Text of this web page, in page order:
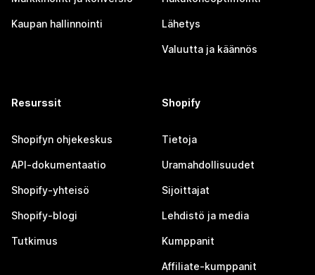
Kaupan hallinnointi Lähetys
Valuutta ja käännös
Resurssit
Shopifyn ohjekeskus
API-dokumentaatio
Shopify-yhteisö
Shopify-blogi
Tutkimus
Shopify
Tietoja
Uramahdollisuudet
Sijoittajat
Lehdistö ja media
Kumppanit
Affiliate-kumppanit